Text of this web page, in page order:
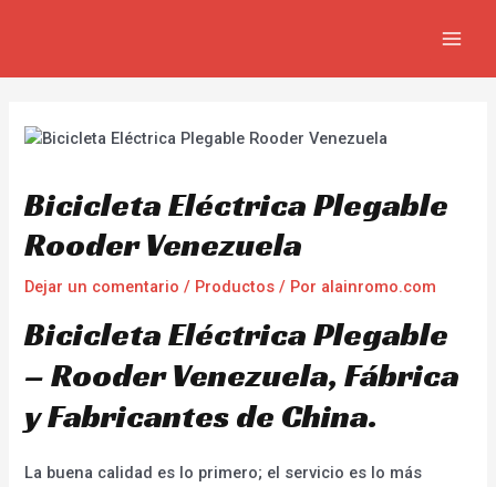
Bicicleta Eléctrica Plegable
Rooder Venezuela
Dejar un comentario / Productos / Por alainromo.com
Bicicleta Eléctrica Plegable
– Rooder Venezuela, Fábrica
y Fabricantes de China.
La buena calidad es lo primero; el servicio es lo más